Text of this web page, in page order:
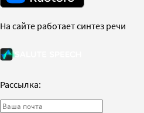
На сайте работает синтез речи
Рассылка: